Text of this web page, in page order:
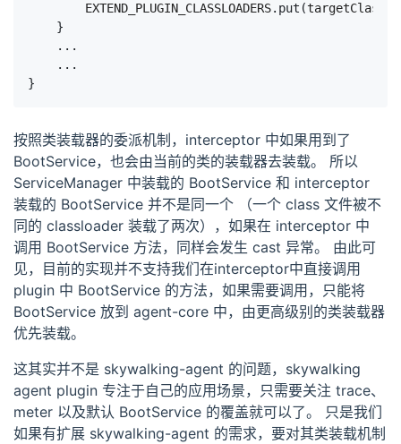
EXTEND_PLUGIN_CLASSLOADERS. put (
}
...
...
}
按照类装载器的委派机制，interceptor 中如果用到了
BootService，也会由当前的类的装载器去装载。 所以
ServiceManager 中装载的 BootService 和 interceptor
装载的 BootService 并不是同一个 （一个 class 文件被不
同的 classloader 装载了两次），如果在 interceptor 中
调用 BootService 方法，同样会发生 cast 异常。 由此可
见，目前的实现并不支持我们在interceptor中直接调用
plugin 中 BootService 的方法，如果需要调用，只能将
BootService 放到 agent-core 中，由更高级别的类装载器
优先装载。
这其实并不是 skywalking-agent 的问题，skywalking
agent plugin 专注于自己的应用场景，只需要关注 trace、
meter 以及默认 BootService 的覆盖就可以了。 只是我们
如果有扩展 skywalking-agent 的需求，要对其类装载机制